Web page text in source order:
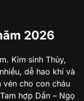
2026
Kim sinh Thủy,
dễ hao khí và
cho con cháu
hợp Dần – Ngọ